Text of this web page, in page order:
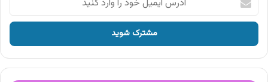
ایمیل
خود
وارد
کنید